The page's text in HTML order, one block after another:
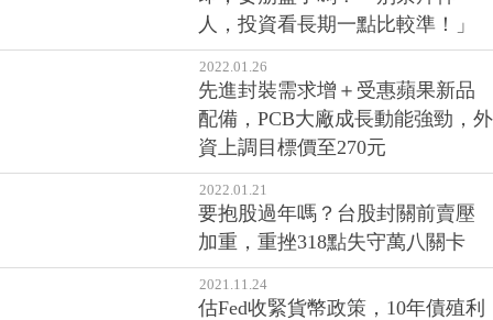
即，要崩盤了嗎？「別崇拜神
人，投資看長期一點比較準！」
2022.01.26
先進封裝需求增＋受惠蘋果新品
配備，PCB大廠成長動能強勁，外
資上調目標價至270元
2022.01.21
要抱股過年嗎？台股封關前賣壓
加重，重挫318點失守萬八關卡
2021.11.24